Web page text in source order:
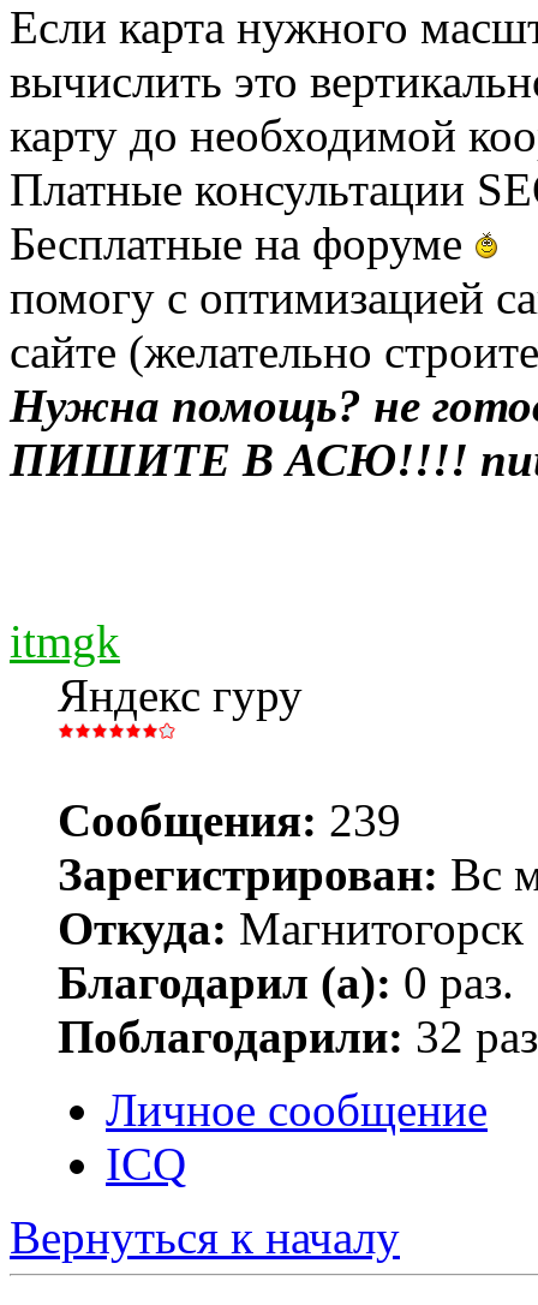
Если карта нужного
вычислить это
карту до необходимой
Платные консультации
Бесплатные на форуме
помогу с оптимизацией
сайте (желательно
Нужна помощь? не
ПИШИТЕ В АСЮ!!!!
itmgk
Яндекс гуру
Сообщения: 239
Зарегистрирован: Вс
Откуда: Магнитогорск
Благодарил (а): 0 раз.
Поблагодарили: 32
Личное сообщение
ICQ
Вернуться к началу